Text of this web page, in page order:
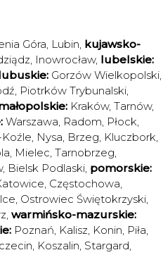
Góra, Lubin, kujawsko-
, Inowrocław, lubelskie:
Gorzów Wielkopolski,
, Piotrków Trybunalski,
Kraków, Tarnów,
Warszawa, Radom, Płock,
, Nysa, Brzeg, Kluczbork,
, Mielec, Tarnobrzeg,
, Bielsk Podlaski, pomorskie:
, Częstochowa,
, Ostrowiec Świętokrzyski,
, warmińsko-mazurskie:
Poznań, Kalisz, Konin, Piła,
, Koszalin, Stargard,